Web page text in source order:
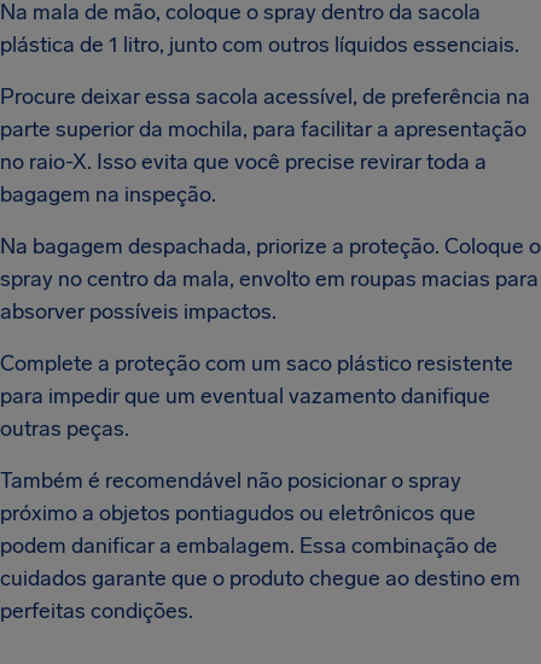
Na mala de mão, coloque o spray dentro da sacola
plástica de 1 litro, junto com outros líquidos essenciais.
Procure deixar essa sacola acessível, de preferência na
parte superior da mochila, para facilitar a apresentação
no raio-X. Isso evita que você precise revirar toda a
bagagem na inspeção.
Na bagagem despachada, priorize a proteção. Coloque o
spray no centro da mala, envolto em roupas macias para
absorver possíveis impactos.
Complete a proteção com um saco plástico resistente
para impedir que um eventual vazamento danifique
outras peças.
Também é recomendável não posicionar o spray
próximo a objetos pontiagudos ou eletrônicos que
podem danificar a embalagem. Essa combinação de
cuidados garante que o produto chegue ao destino em
perfeitas condições.